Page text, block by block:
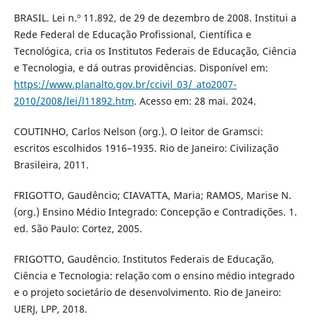
BRASIL. Lei n.º 11.892, de 29 de dezembro de 2008. Institui a
Rede Federal de Educação Profissional, Científica e
Tecnológica, cria os Institutos Federais de Educação, Ciência
e Tecnologia, e dá outras providências. Disponível em:
https://www.planalto.gov.br/ccivil_03/_ato2007-
2010/2008/lei/l11892.htm. Acesso em: 28 mai. 2024.
COUTINHO, Carlos Nelson (org.). O leitor de Gramsci:
escritos escolhidos 1916–1935. Rio de Janeiro: Civilização
Brasileira, 2011.
FRIGOTTO, Gaudêncio; CIAVATTA, Maria; RAMOS, Marise N.
(org.) Ensino Médio Integrado: Concepção e Contradições. 1.
ed. São Paulo: Cortez, 2005.
FRIGOTTO, Gaudêncio. Institutos Federais de Educação,
Ciência e Tecnologia: relação com o ensino médio integrado
e o projeto societário de desenvolvimento. Rio de Janeiro:
UERJ, LPP, 2018.